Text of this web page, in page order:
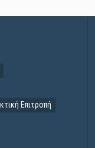
Επιτροπή